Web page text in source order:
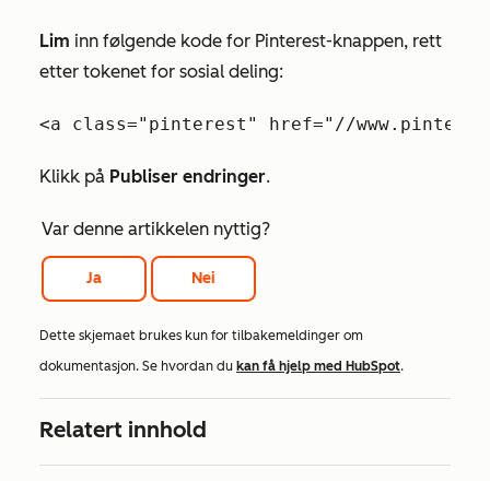
Lim inn følgende kode for Pinterest-knappen, rett
etter tokenet for sosial deling:
<a class="pinterest" href="//
Klikk på Publiser endringer.
Var denne artikkelen nyttig?
Ja Nei
Dette skjemaet brukes kun for tilbakemeldinger om
dokumentasjon. Se hvordan du kan få hjelp med HubSpot.
Relatert innhold